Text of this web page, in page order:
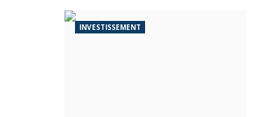
INVESTISSEMENT